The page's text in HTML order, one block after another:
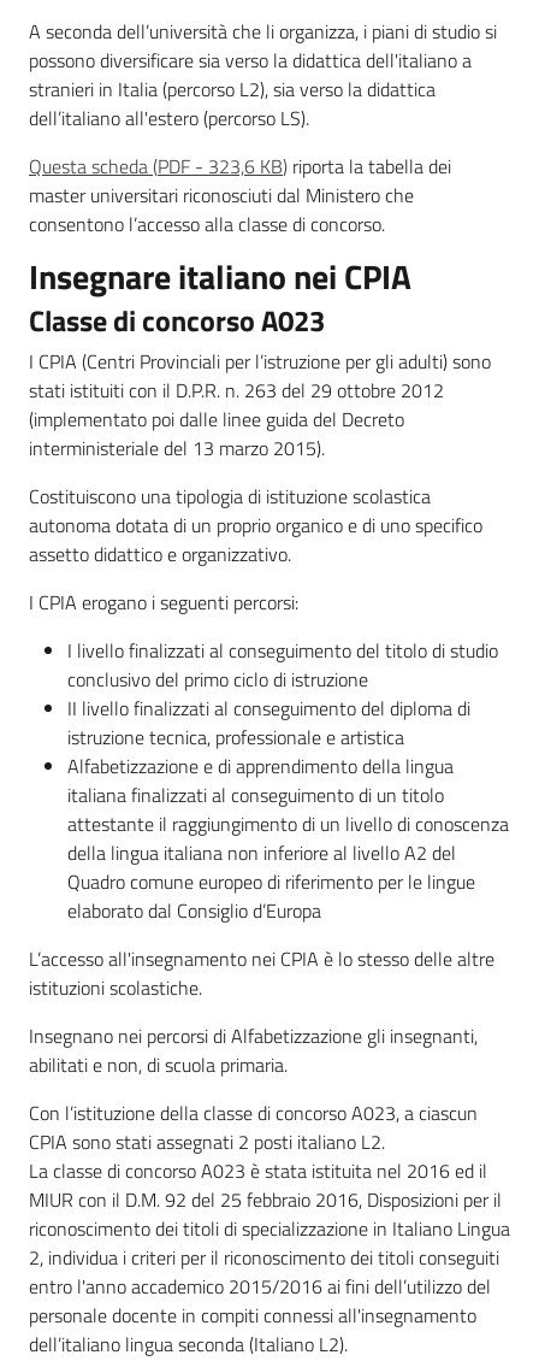
A seconda dell’università che li organizza, i piani di studio si
possono diversificare sia verso la didattica dell'italiano a
stranieri in Italia (percorso L2), sia verso la didattica
dell’italiano all'estero (percorso LS).
Questa scheda(PDF - 323,6 KB) riporta la tabella dei
master universitari riconosciuti dal Ministero che
consentono l’accesso alla classe di concorso.
Insegnare italiano nei CPIA
Classe di concorso A023
I CPIA (Centri Provinciali per l’istruzione per gli adulti) sono
stati istituiti con il D.P.R. n. 263 del 29 ottobre 2012
(implementato poi dalle linee guida del Decreto
interministeriale del 13 marzo 2015).
Costituiscono una tipologia di istituzione scolastica
autonoma dotata di un proprio organico e di uno specifico
assetto didattico e organizzativo.
I CPIA erogano i seguenti percorsi:
I livello finalizzati al conseguimento del titolo di studio
conclusivo del primo ciclo di istruzione
II livello finalizzati al conseguimento del diploma di
istruzione tecnica, professionale e artistica
Alfabetizzazione e di apprendimento della lingua
italiana finalizzati al conseguimento di un titolo
attestante il raggiungimento di un livello di conoscenza
della lingua italiana non inferiore al livello A2 del
Quadro comune europeo di riferimento per le lingue
elaborato dal Consiglio d’Europa
L’accesso all'insegnamento nei CPIA è lo stesso delle altre
istituzioni scolastiche.
Insegnano nei percorsi di Alfabetizzazione gli insegnanti,
abilitati e non, di scuola primaria.
Con l’istituzione della classe di concorso A023, a ciascun
CPIA sono stati assegnati 2 posti italiano L2.
La classe di concorso A023 è stata istituita nel 2016 ed il
MIUR con il D.M. 92 del 25 febbraio 2016, Disposizioni per il
riconoscimento dei titoli di specializzazione in Italiano Lingua
2, individua i criteri per il riconoscimento dei titoli conseguiti
entro l'anno accademico 2015/2016 ai fini dell’utilizzo del
personale docente in compiti connessi all'insegnamento
dell’italiano lingua seconda (Italiano L2).